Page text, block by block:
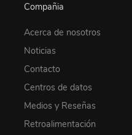
Compañia
Acerca de nosotros
Noticias
Contacto
Centros de datos
Medios y Reseñas
Retroalimentación